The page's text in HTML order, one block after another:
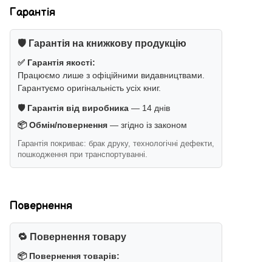
Гарантія
🛡️ Гарантія на книжкову продукцію
✅ Гарантія якості:
Працюємо лише з офіційними видавництвами.
Гарантуємо оригінальність усіх книг.
🛡️ Гарантія від виробника — 14 днів
📦 Обмін/повернення — згідно із законом
Гарантія покриває: брак друку, технологічні дефекти,
пошкодження при транспортуванні.
Повернення
🔁 Повернення товару
📦 Повернення товарів: